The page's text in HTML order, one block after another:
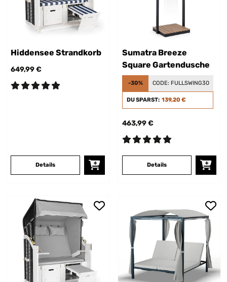
Hiddensee Strandkorb
649,99 €
Details
Sumatra Breeze
Square Gartendusche
-30% CODE: FULLSWING30
DU SPARST: 139,20 €
463,99 €
Details